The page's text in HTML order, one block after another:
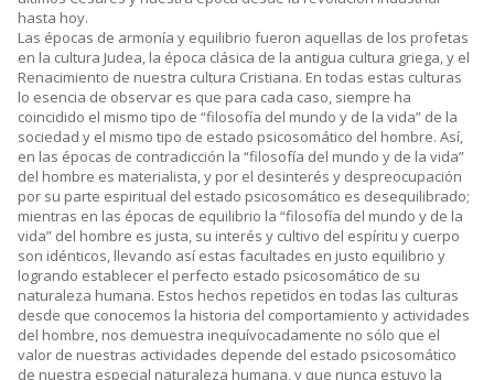
hasta hoy.
Las épocas de armonía y equilibrio fueron aquellas de los profetas
en la cultura Judea, la época clásica de la antigua cultura griega, y el
Renacimiento de nuestra cultura Cristiana. En todas estas culturas
lo esencia de observar es que para cada caso, siempre ha
coincidido el mismo tipo de “filosofía del mundo y de la vida” de la
sociedad y el mismo tipo de estado psicosomático del hombre. Así,
en las épocas de contradicción la “filosofía del mundo y de la vida”
del hombre es materialista, y por el desinterés y despreocupación
por su parte espiritual del estado psicosomático es desequilibrado;
mientras en las épocas de equilibrio la “filosofía del mundo y de la
vida” del hombre es justa, su interés y cultivo del espíritu y cuerpo
son idénticos, llevando así estas facultades en justo equilibrio y
logrando establecer el perfecto estado psicosomático de su
naturaleza humana. Estos hechos repetidos en todas las culturas
desde que conocemos la historia del comportamiento y actividades
del hombre, nos demuestra inequívocadamente no sólo que el
valor de nuestras actividades depende del estado psicosomático
de nuestra especial naturaleza humana, y que nunca estuvo la